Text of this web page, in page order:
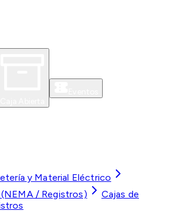
y Material Eléctrico
/ Registros)
Cajas de